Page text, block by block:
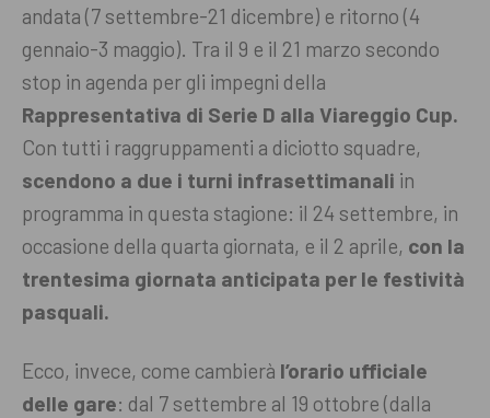
andata (7 settembre-21 dicembre) e ritorno (4
gennaio-3 maggio). Tra il 9 e il 21 marzo secondo
stop in agenda per gli impegni della
Rappresentativa di Serie D alla Viareggio Cup.
Con tutti i raggruppamenti a diciotto squadre,
scendono a due i turni infrasettimanali in
programma in questa stagione: il 24 settembre, in
occasione della quarta giornata, e il 2 aprile, con la
trentesima giornata anticipata per le festività
pasquali.
Ecco, invece, come cambierà l’orario ufficiale
delle gare: dal 7 settembre al 19 ottobre (dalla